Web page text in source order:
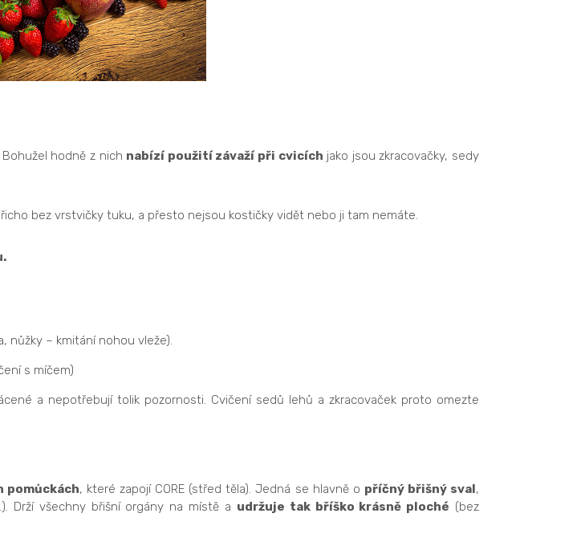
hodně z nich nabízí použití závaží při cvicích jako jsou zkracovačky, sedy
bez vrstvičky tuku, a přesto nejsou kostičky vidět nebo ji tam nemáte.
nůžky – kmitání nohou vleže).
s míčem)
a nepotřebují tolik pozornosti. Cvičení sedů lehů a zkracovaček proto omezte
pomůckách, které zapojí CORE (střed těla). Jedná se hlavně o příčný břišný sval,
Drží všechny břišní orgány na místě a udržuje tak bříško krásně ploché (bez